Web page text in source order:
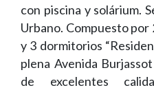
con piscina y solárium.
Urbano. Compuesto por
y 3 dormitorios
plena Avenida
de excelentes